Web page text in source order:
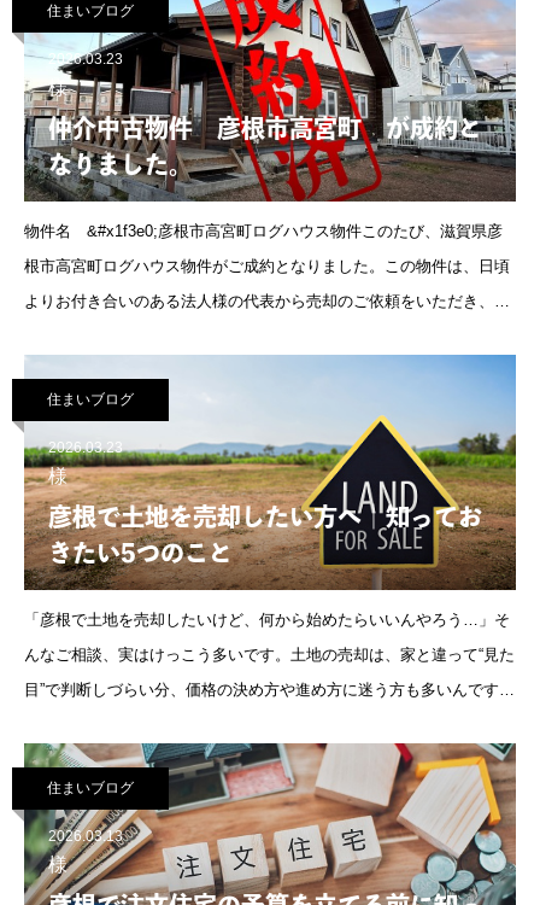
住まいブログ
2026.03.23
様
仲介中古物件 彦根市高宮町 が成約と
なりました。
物件名 &#x1f3e0;彦根市高宮町ログハウス物件このたび、滋賀県彦
根市高宮町ログハウス物件がご成約となりました。この物件は、日頃
よりお付き合いのある法人様の代表から売却のご依頼をいただき、販
住まいブログ
2026.03.23
様
彦根で土地を売却したい方へ｜知ってお
きたい5つのこと
「彦根で土地を売却したいけど、何から始めたらいいんやろう…」そ
んなご相談、実はけっこう多いです。土地の売却は、家と違って“見た
目”で判断しづらい分、価格の決め方や進め方に迷う方も多いんですよ
場
住まいブログ
2026.03.13
様